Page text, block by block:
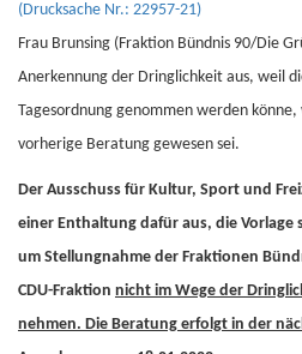
(Drucksache Nr.: 22957-21)
Frau Brunsing (Fraktion Bündnis 90/Die
Anerkennung der Dringlichkeit aus, weil
Tagesordnung genommen werden
vorherige Beratung gewesen sei.
Der Ausschuss für Kultur, Sport und
einer Enthaltung dafür aus, die Vorlage
um Stellungnahme der Fraktionen
CDU-Fraktion nicht im Wege der
nehmen. Die Beratung erfolgt in der